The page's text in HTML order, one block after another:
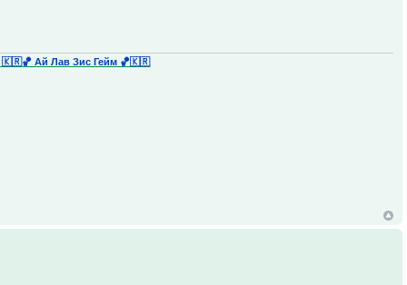
🇰🇷🏀 Ай Лав Зис Гейм 🏀🇰🇷